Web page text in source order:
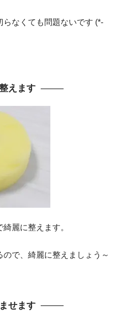
なくても問題ないです (*-
えます
麗に整えます。
で、綺麗に整えましょう～
せます